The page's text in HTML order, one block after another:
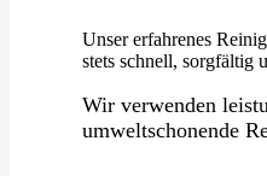
Unser erfahrenes
stets schnell, sorgfältig
Wir verwenden
umweltschonende